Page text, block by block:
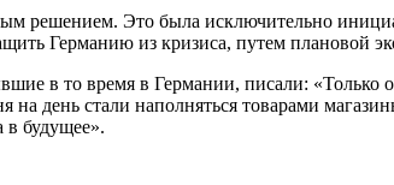
решением. Это была исключительно
Германию из кризиса, путем плановой
в то время в Германии, писали: «Только
день стали наполняться товарами
в будущее».